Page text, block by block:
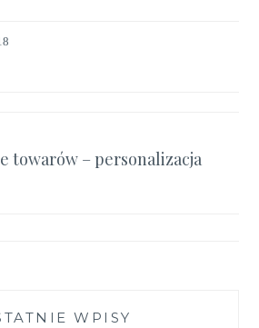
towarów – personalizacja
WPISY